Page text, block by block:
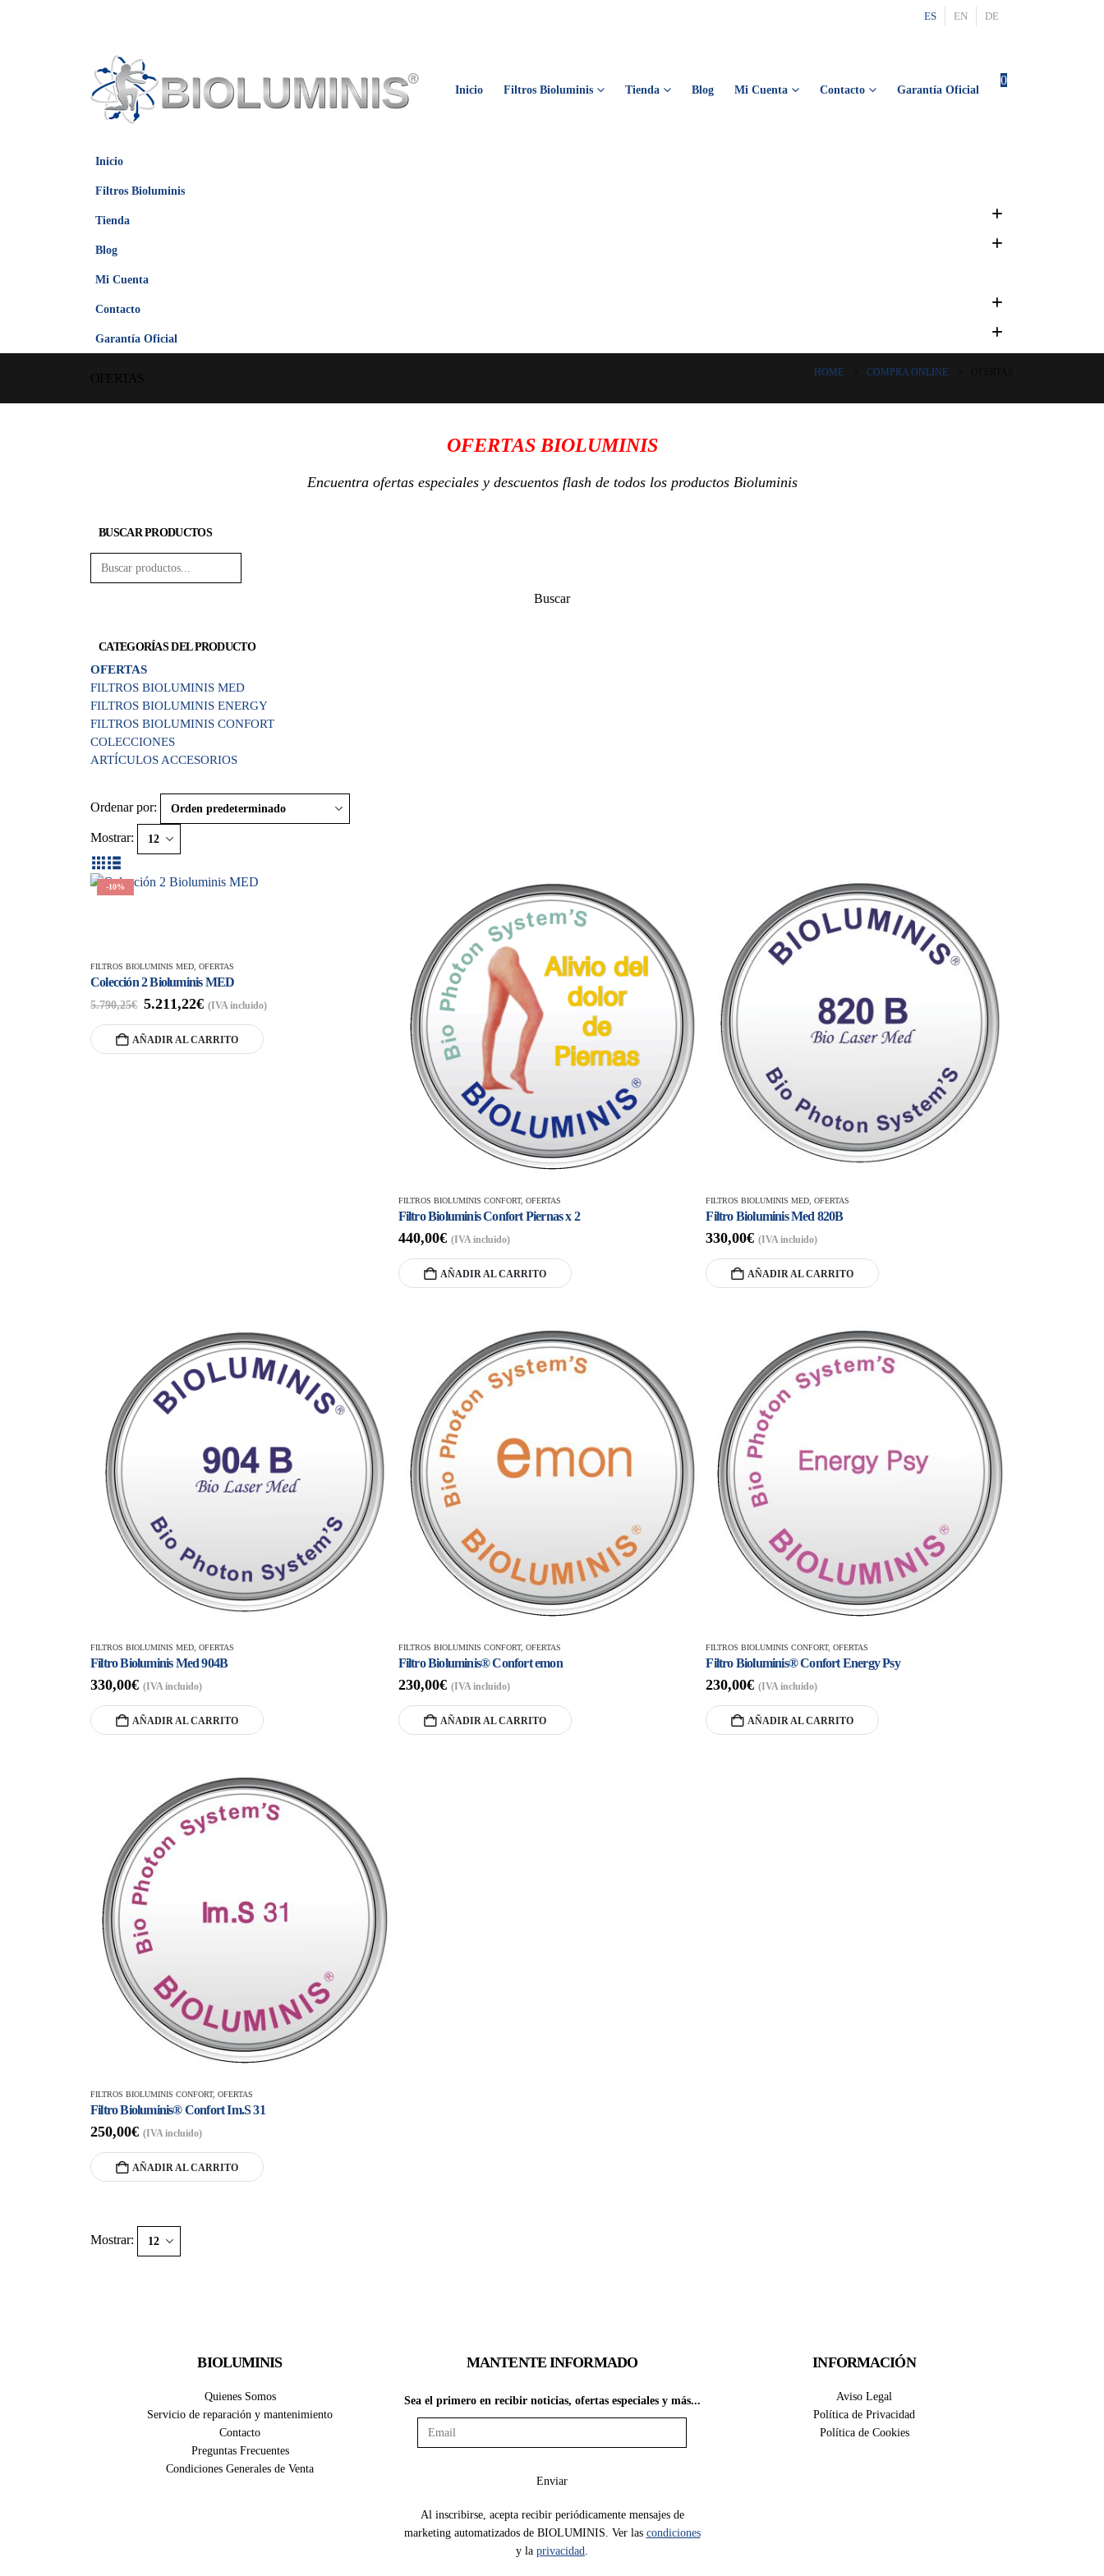
ES EN DE
Inicio Filtros Bioluminis Tienda Blog Mi Cuenta Contacto Garantía Oficial
0
Inicio
Filtros Bioluminis
Tienda
Blog
Mi Cuenta
Contacto
Garantía Oficial
HOME COMPRA ONLINE
OFERTAS BIOLUMINIS
Encuentra ofertas especiales y descuentos flash de todos los productos Bioluminis
BUSCAR PRODUCTOS
Buscar
CATEGORÍAS DEL PRODUCTO
OFERTAS
FILTROS BIOLUMINIS MED
FILTROS BIOLUMINIS ENERGY
FILTROS BIOLUMINIS CONFORT
COLECCIONES
ARTÍCULOS ACCESORIOS
Ordenar por:
Mostrar:
-10%
FILTROS BIOLUMINIS MED OFERTAS
Colección 2 Bioluminis MED
5.790,25€ 5.211,22€ (IVA incluido)
AÑADIR AL CARRITO
FILTROS BIOLUMINIS CONFORT, OFERTAS
Filtro Bioluminis Confort Piernas x 2
440,00€ (IVA incluido)
AÑADIR AL CARRITO
FILTROS BIOLUMINIS MED ,OFERTAS
Filtro Bioluminis Med 820B
330,00€ (IVA incluido)
AÑADIR AL CARRITO
FILTROS BIOLUMINIS MED OFERTAS
Filtro Bioluminis Med 904B
330,00€ (IVA incluido)
AÑADIR AL CARRITO
FILTROS BIOLUMINIS CONFORT, OFERTAS
Filtro Bioluminis® Confort emon
230,00€ (IVA incluido)
AÑADIR AL CARRITO
FILTROS BIOLUMINIS CONFORT,OFERTAS
Filtro Bioluminis® Confort Energy Psy
230,00€ (IVA incluido)
AÑADIR AL CARRITO
FILTROS BIOLUMINIS CONFORT, OFERTAS
Filtro Bioluminis® Confort Im.S 31
250,00€ (IVA incluido)
AÑADIR AL CARRITO
Mostrar:
BIOLUMINIS
Quienes Somos
Servicio de reparación y mantenimiento
Contacto
Preguntas Frecuentes
Condiciones Generales de Venta
MANTENTE INFORMADO
Sea el primero en recibir noticias, ofertas especiales y más...
Al inscribirse, acepta recibir periódicamente mensajes de
marketing automatizados de BIOLUMINIS. Ver las condiciones
y la privacidad
INFORMACIÓN
Aviso Legal
Política de Privacidad
Política de Cookies